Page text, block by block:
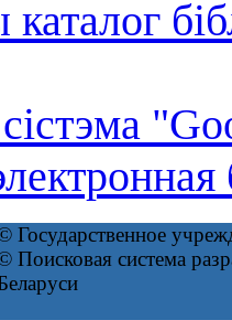
каталог
Государственное
Поисковая система